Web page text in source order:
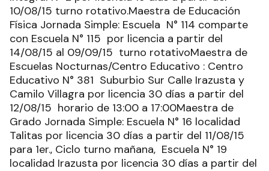
10/08/15 turno rotativo.Maestra de Educación
Física Jornada Simple: Escuela N° 114 comparte
con Escuela N° 115 por licencia a partir del
14/08/15 al 09/09/15 turno rotativoMaestra de
Escuelas Nocturnas/Centro Educativo : Centro
Educativo N° 381 Suburbio Sur Calle Irazusta y
Camilo Villagra por licencia 30 días a partir del
12/08/15 horario de 13:00 a 17:00Maestra de
Grado Jornada Simple: Escuela N° 16 localidad
Talitas por licencia 30 días a partir del 11/08/15
para 1er., Ciclo turno mañana, Escuela N° 19
localidad Irazusta por licencia 30 días a partir del